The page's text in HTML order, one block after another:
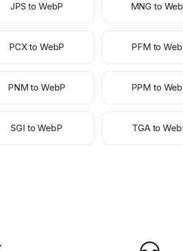
JPS to WebP MNG to
PCX to WebP PFM to
PNM to WebP PPM to
SGI to WebP TGA to